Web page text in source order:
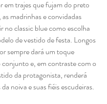
em trajes que fujam do preto
madrinhas e convidadas
no classic blue como escolha
de vestido de festa. Longos
sempre dará um toque
e, em contraste com o
da protagonista, renderá
noiva e suas fiéis escudeiras.